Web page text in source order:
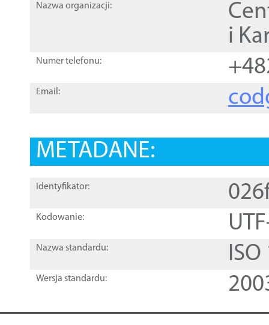
Nazwa organizacji:
i
Numer telefonu:
Email:
METADANE:
Identyfikator:
Kodowanie:
Nazwa standardu:
Wersja standardu: